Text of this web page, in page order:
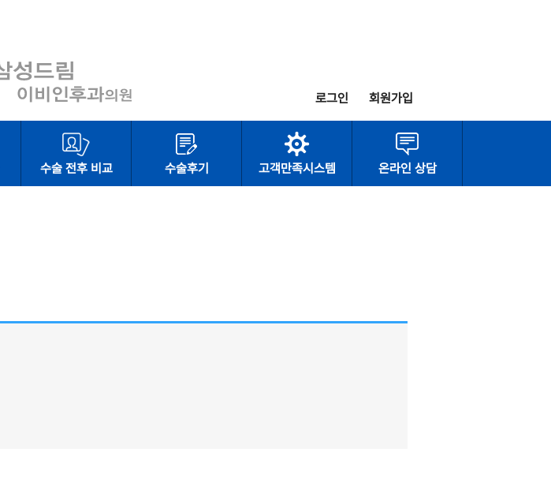
로그인 회원가입
수술 전후 비교 수술후기 고객만족시스템 온라인 상담